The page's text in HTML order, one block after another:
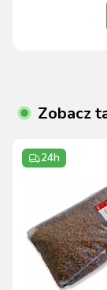
Zobacz
24h